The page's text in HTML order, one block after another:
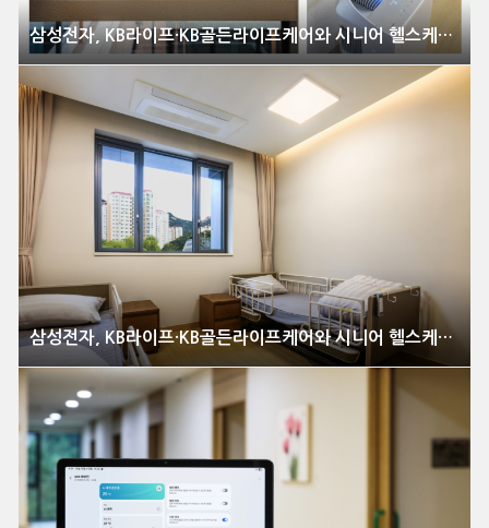
삼성전자, KB라이프·KB골든라이프케어와 시니어 헬스케어 혁신 선도
삼성전자, KB라이프·KB골든라이프케어와 시니어 헬스케어 혁신 선도